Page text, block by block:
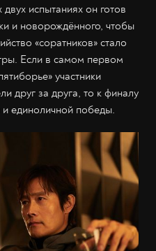
испытаниях он готов
и новорождённого, чтобы
«соратников» стало
Если в самом первом
участники
друг за друга, то к финалу
единоличной победы.